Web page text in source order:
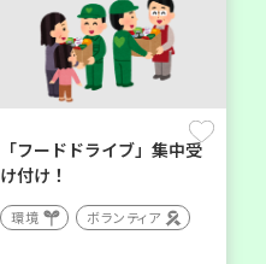
「フードドライブ」集中受
け付け！
環境 ボランティア